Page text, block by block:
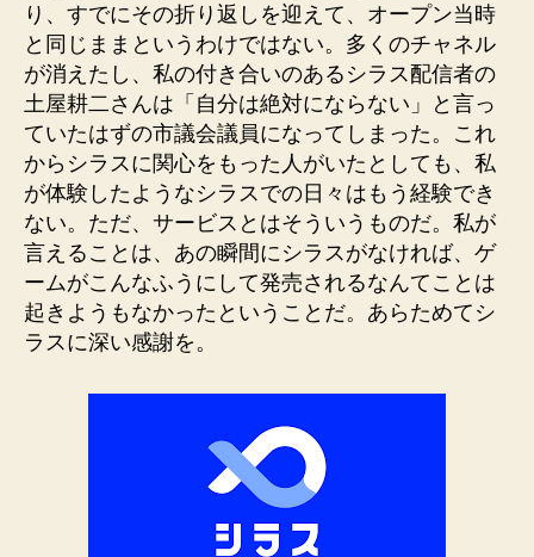
り、すでにその折り返しを迎えて、オープン当時
と同じままというわけではない。多くのチャネル
が消えたし、私の付き合いのあるシラス配信者の
土屋耕二さんは「自分は絶対にならない」と言っ
ていたはずの市議会議員になってしまった。これ
からシラスに関心をもった人がいたとしても、私
が体験したようなシラスでの日々はもう経験でき
ない。ただ、サービスとはそういうものだ。私が
言えることは、あの瞬間にシラスがなければ、ゲ
ームがこんなふうにして発売されるなんてことは
起きようもなかったということだ。あらためてシ
ラスに深い感謝を。